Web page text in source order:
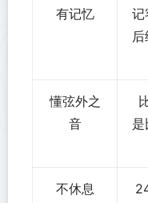
有记忆
记
懂弦外之
音
不休息